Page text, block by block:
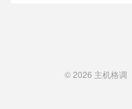
© 2026 主机格调